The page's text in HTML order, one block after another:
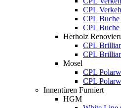
CPL
CPL
CPL Buche
Herholz
CPL
CPL
Mosel
CPL
CPL
Innentüren Furniert
HGM